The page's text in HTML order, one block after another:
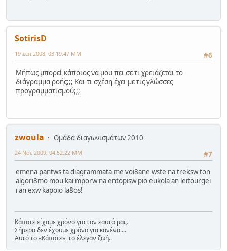
SotirisD
#6
19 Σεπ 2008, 03:19:47 ΜΜ
Μήπως μπορεί κάποιος να μου πει σε τι χρειάζεται το
διάγραμμα ροής;;; Και τι σχέση έχει με τις γλώσσες
προγραμματισμού;;;
zwoula
Ομάδα διαγωνισμάτων 2010
#7
24 Νοε 2009, 04:52:22 ΜΜ
emena pantws ta diagrammata me voi8ane wste na treksw ton
algori8mo mou kai mporw na entopisw pio eukola an leitourgei
i an exw kapoio la8os!
Κάποτε είχαμε χρόνο για τον εαυτό μας.
Σήμερα δεν έχουμε χρόνο για κανένα....
Αυτό το «Κάποτε», το έλεγαν ζωή..